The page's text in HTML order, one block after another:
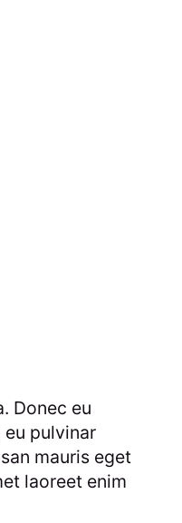
Donec eu
eu pulvinar
mauris eget
laoreet enim